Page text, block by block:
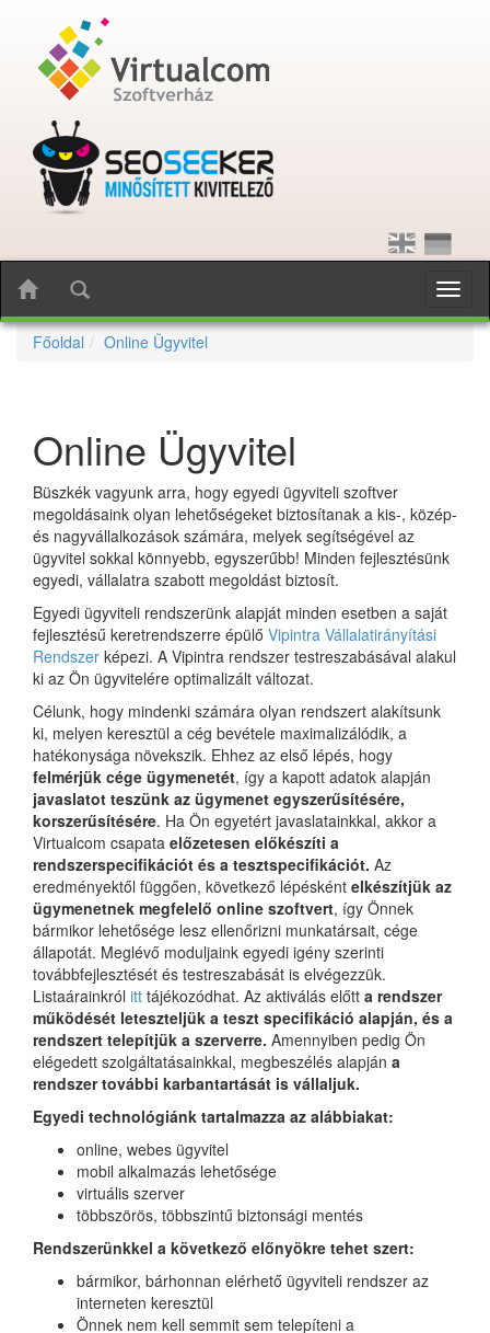
Főoldal
Online Ügyvitel
Online Ügyvitel
Büszkék vagyunk arra, hogy egyedi ügyviteli szoftver
megoldásaink olyan lehetőségeket biztosítanak a kis-, közép-
és nagyvállalkozások számára, melyek segítségével az
ügyvitel sokkal könnyebb, egyszerűbb! Minden fejlesztésünk
egyedi, vállalatra szabott megoldást biztosít.
Egyedi ügyviteli rendszerünk alapját minden esetben a saját
fejlesztésű keretrendszerre épülő Vipintra Vállalatirányítási
Rendszer képezi. A Vipintra rendszer testreszabásával alakul
ki az Ön ügyvitelére optimalizált változat.
Célunk, hogy mindenki számára olyan rendszert alakítsunk
ki, melyen keresztül a cég bevétele maximalizálódik, a
hatékonysága növekszik. Ehhez az első lépés, hogy
felmérjük cége ügymenetét, így a kapott adatok alapján
javaslatot teszünk az ügymenet egyszerűsítésére,
korszerűsítésére. Ha Ön egyetért javaslatainkkal, akkor a
Virtualcom csapata előzetesen előkészíti a
rendszerspecifikációt és a tesztspecifikációt. Az
eredményektől függően, következő lépésként elkészítjük az
ügymenetnek megfelelő online szoftvert, így Önnek
bármikor lehetősége lesz ellenőrizni munkatársait, cége
állapotát. Meglévő moduljaink egyedi igény szerinti
továbbfejlesztését és testreszabását is elvégezzük.
Listaárainkról itt tájékozódhat. Az aktiválás előtt a rendszer
működését leteszteljük a teszt specifikáció alapján, és a
rendszert telepítjük a szerverre. Amennyiben pedig Ön
elégedett szolgáltatásainkkal, megbeszélés alapján a
rendszer további karbantartását is vállaljuk.
Egyedi technológiánk tartalmazza az alábbiakat:
online, webes ügyvitel
mobil alkalmazás lehetősége
virtuális szerver
többszörös, többszintű biztonsági mentés
Rendszerünkkel a következő előnyökre tehet szert:
bármikor, bárhonnan elérhető ügyviteli rendszer az
interneten keresztül
Önnek nem kell semmit sem telepíteni a